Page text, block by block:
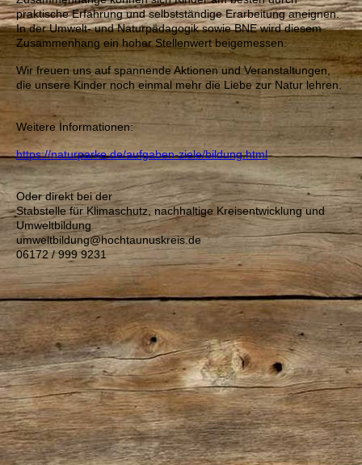
praktische Erfahrung und selbstständige Erarbeitung aneignen.
In der Umwelt- und Naturpädagogik sowie BNE wird diesem
Zusammenhang ein hoher Stellenwert beigemessen.
Wir freuen uns auf spannende Aktionen und Veranstaltungen,
die unsere Kinder noch einmal mehr die Liebe zur Natur lehren.
Weitere Informationen:
https://naturparke.de/aufgaben-ziele/bildung.html
Oder direkt bei der
Stabstelle für Klimaschutz, nachhaltige Kreisentwicklung und
Umweltbildung
umweltbildung@hochtaunuskreis.de
06172 / 999 9231